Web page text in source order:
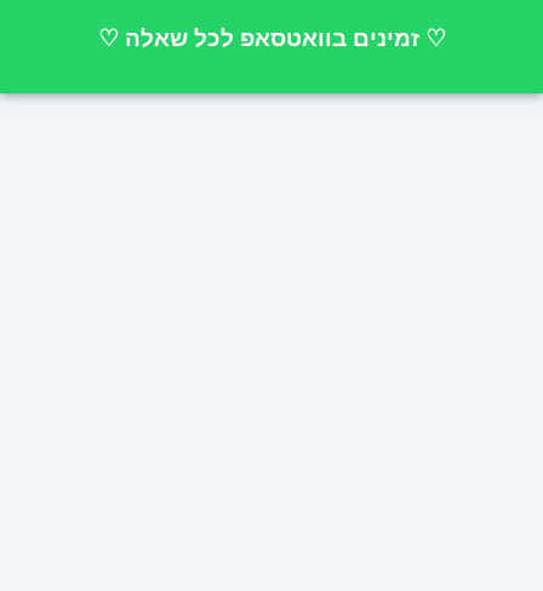
♡ זמינים בוואטסאפ לכל שאלה ♡